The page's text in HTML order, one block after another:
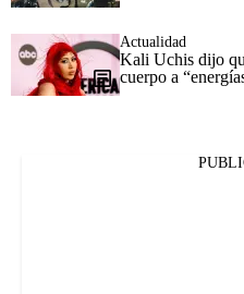
Actualidad
Kali Uchis dijo
cuerpo a